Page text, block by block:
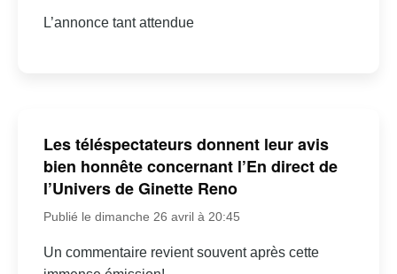
L’annonce tant attendue
Les téléspectateurs donnent leur avis
bien honnête concernant l’En direct de
l’Univers de Ginette Reno
Publié le dimanche 26 avril à 20:45
Un commentaire revient souvent après cette